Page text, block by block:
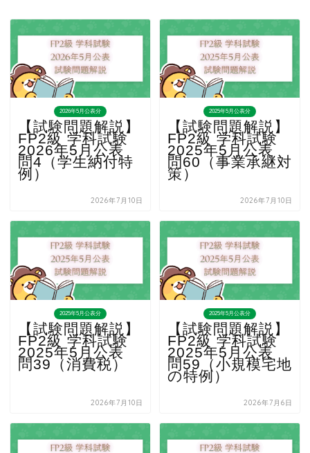
2026年5月公表分
【試験問題解説】
FP2級 学科試験
2026年5月公表
問4（学生納付特
例）
2026年7月10日
2025年5月公表分
【試験問題解説】
FP2級 学科試験
2025年5月公表
問60（事業承継対
策）
2026年7月10日
2025年5月公表分
【試験問題解説】
FP2級 学科試験
2025年5月公表
問39（消費税）
2026年7月10日
2025年5月公表分
【試験問題解説】
FP2級 学科試験
2025年5月公表
問59（小規模宅地
の特例）
2026年7月6日